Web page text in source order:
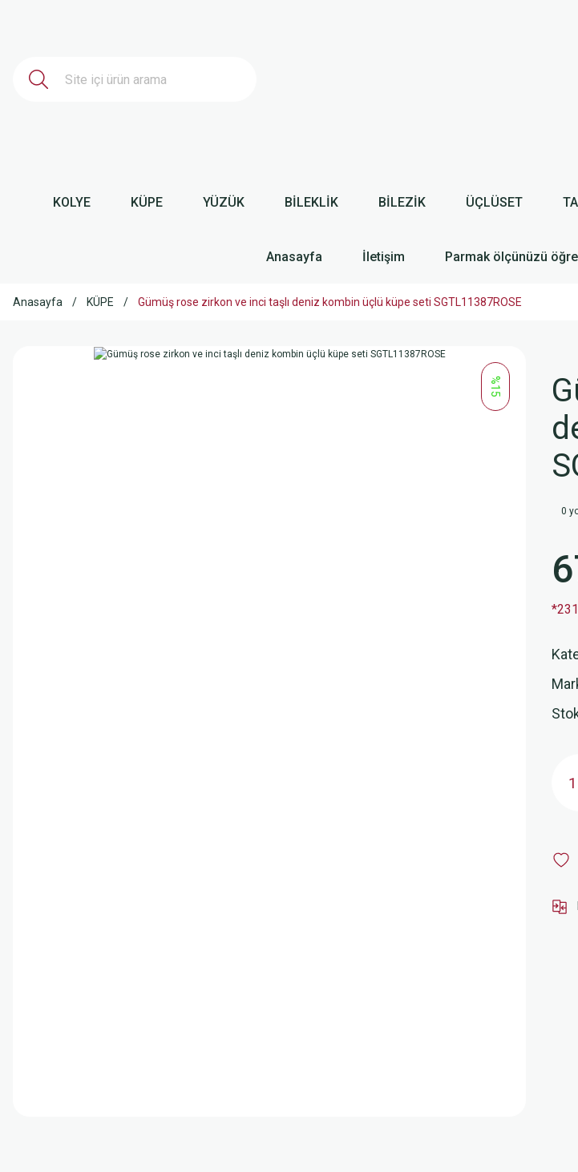
KOLYE KÜPE YÜZÜK BİLEKLİK BİLEZİK ÜÇLÜSET
Anasayfa İletişim Parmak ölçünüzü
Anasayfa KÜPE Gümüş rose zirkon ve inci taşlı deniz kombin üçlü küpe seti SGTL11387ROSE
%15
0